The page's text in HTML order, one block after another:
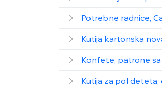
Potrebne radnice,
Kutija kartonska
Konfete, patrone
Kutija za pol